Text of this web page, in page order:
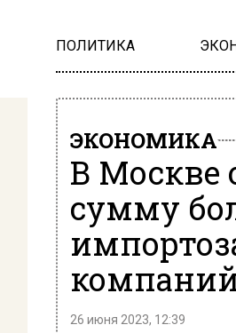
ПОЛИТИКА
ЭКОНОМИКА
В Москве
сумму
26 июня 2023, 12:39